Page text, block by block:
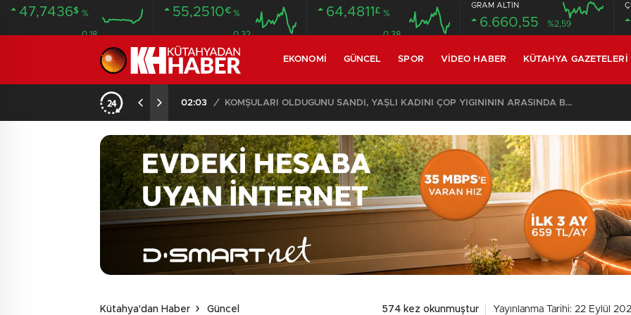
47,7436$ %
0.18
55,2510€ %
0.32
64,4811 £ %
0.38
GRAM ALTIN
6.660,55 %2,59
EKONOMI GÜNCEL SPOR VIDEO HABER KÜTAHYA GAZETELERI
02:03 / KOMŞULARI ÖLDÜĞÜNÜ SANDI, YAŞLI KADINI ÇÖP YIĞINININ ARASINDA BULUNDU
Kütahya'dan Haber Güncel 574 kez okunmuştur Yayınlanma Tarihi: 22 Eylül